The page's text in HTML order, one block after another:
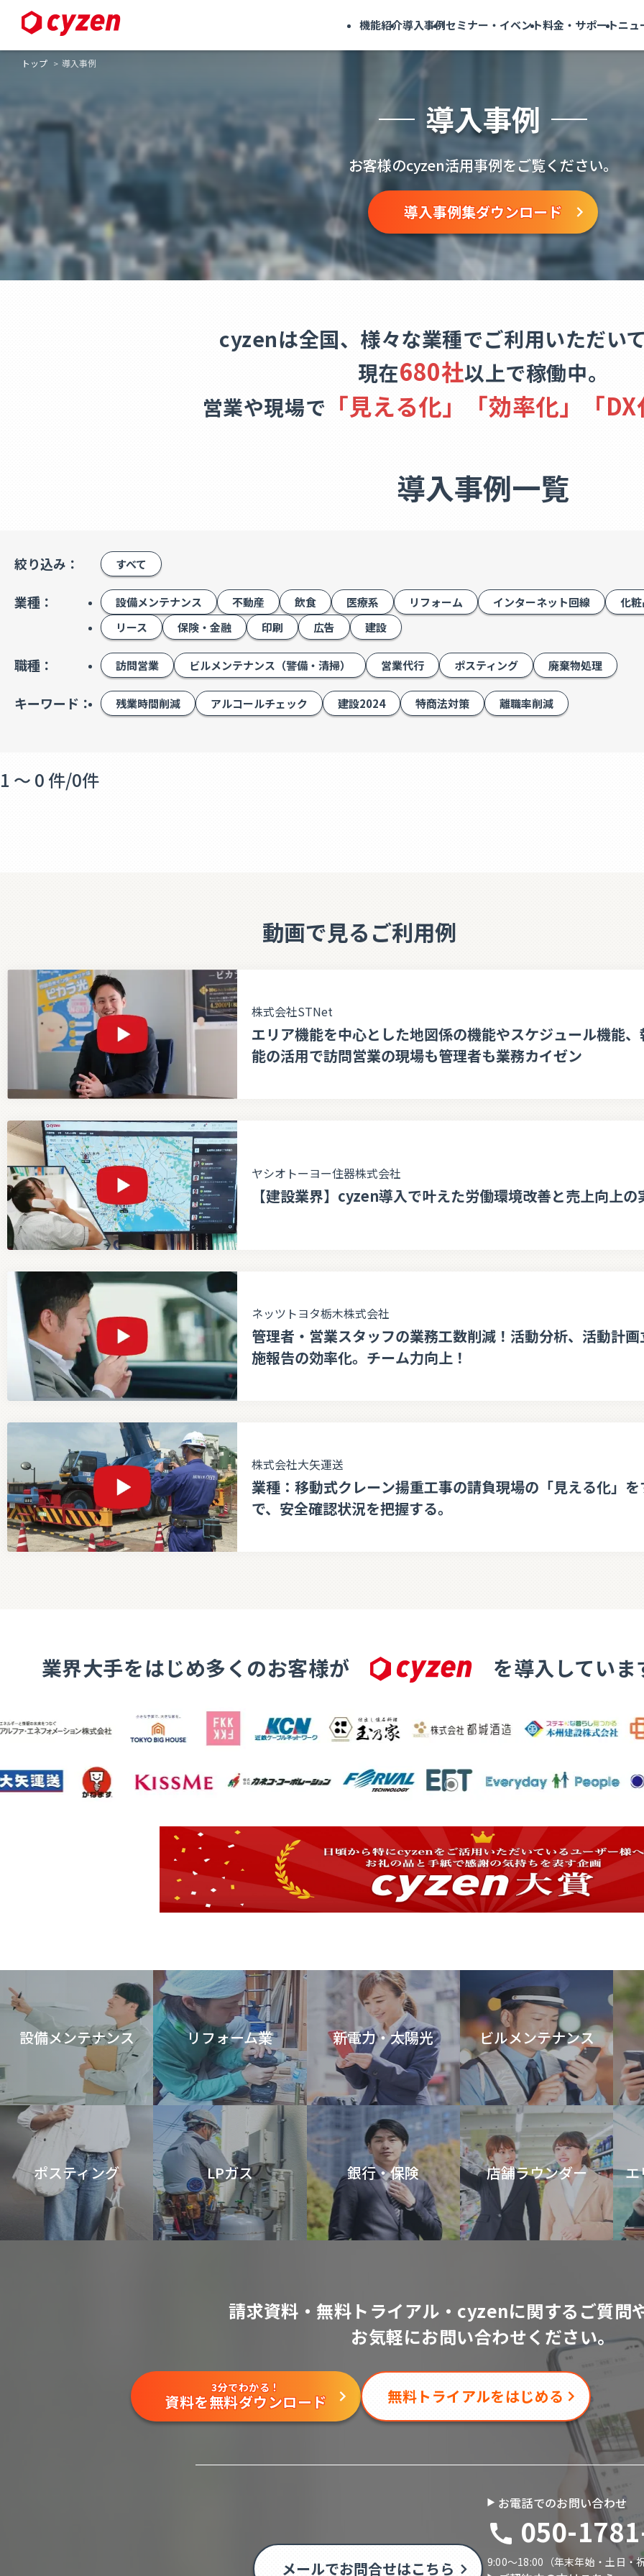
機能紹介導入事例セミナー・イベント料金・サポートニュ
トップ 導入事例
導入事例
お客様のcyzen活用事例をご覧ください。
導入事例集ダウンロード
cyzenは全国、様々な業種でご利用いただい
現在680社以上で稼働中。
営業や現場で 「見える化」「効率化」「
導入事例一覧
絞り込み： すべて
業種： 設備メンテナンス 不動産 飲食 医療系 リフォーム インターネット回線
化
リース
保険・金融 印刷 広告 建設
職種： 訪問営業 ビルメンテナンス（警備・清掃） 営業代行 ポスティング 廃棄物処理
キーワード： 残業時間削減 アルコールチェック 建設2024 特商法対策 離職率削減
1 ～ 0 件/0件
動画で見るご利用例
株式会社STNet
エリア機能を中心とした地図係の機能やスケジュール機能
能の活用で訪問営業の現場も管理者も業務カイゼン
ヤシオトーヨー住器株式会社
【建設業界】cyzen導入で叶えた労働環境改善と売上向上の
ネッツトヨタ栃木株式会社
管理者・営業スタッフの業務工数削減！活動分析、活動計
施報告の効率化。チーム力向上！
株式会社大矢運送
業種：移動式クレーン揚重工事の請負現場の「見える化」
で、安全確認状況を把握する。
業界大手をはじめ多くのお客様が を導入していま
設備メンテナンス リフォーム業 新電力・太陽光 ビルメンテナンス
ポスティング LPガス 銀行・保険 店舗ラウンダー エ
請求資料・無料トライアル・cyzenに関するご質問
お気軽にお問い合わせください。
3分でわかる！
資料を無料ダウンロード 無料トライアルをはじめる
メールでお問合せはこちら
お電話でのお問い合わせ
050-
9:00〜18:00（年末年始・土日・